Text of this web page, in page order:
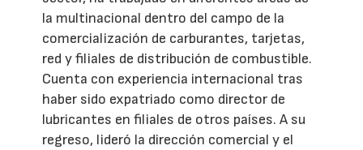
la multinacional dentro del campo de la
comercialización de carburantes, tarjetas,
red y filiales de distribución de combustible.
Cuenta con experiencia internacional tras
haber sido expatriado como director de
lubricantes en filiales de otros países. A su
regreso, lideró la dirección comercial y el